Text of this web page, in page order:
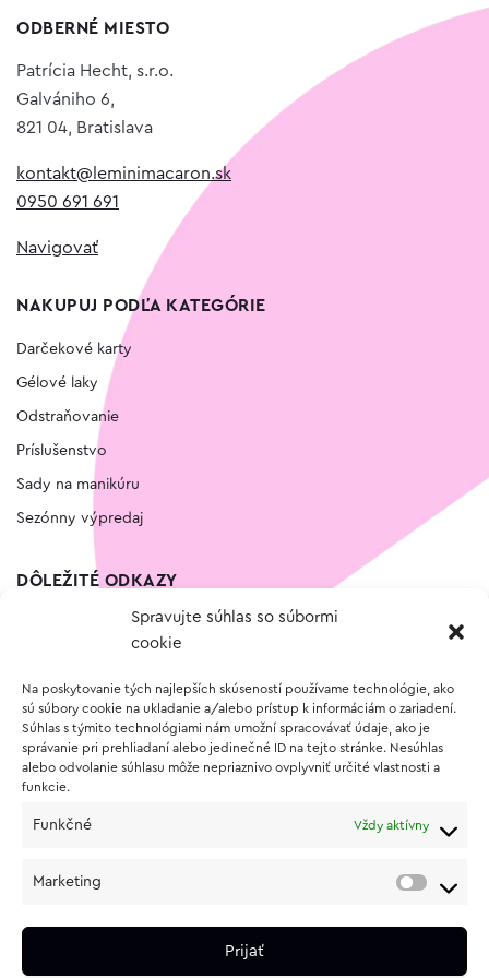
Spravujte súhlas so súbormi
cookie
Na poskytovanie tých najlepších skúseností používame technológie, ako
sú súbory cookie na ukladanie a/alebo prístup k informáciám o zariadení.
Súhlas s týmito technológiami nám umožní spracovávať údaje, ako je
správanie pri prehliadaní alebo jedinečné ID na tejto stránke. Nesúhlas
alebo odvolanie súhlasu môže nepriaznivo ovplyvniť určité vlastnosti a
funkcie.
Funkčné Vždy aktívny
Marketing
Prijať
ODBERNÉ MIESTO
Patrícia Hecht, s.r.o.
Galvániho 6,
821 04, Bratislava
kontakt@leminimacaron.sk
0950 691 691
Navigovať
NAKUPUJ PODĽA KATEGÓRIE
Darčekové karty
Gélové laky
Odstraňovanie
Príslušenstvo
Sady na manikúru
Sezónny výpredaj
DÔLEŽITÉ ODKAZY
Vernostný program
O NÁKUPE
Vrátenie a reklamácia tovaru